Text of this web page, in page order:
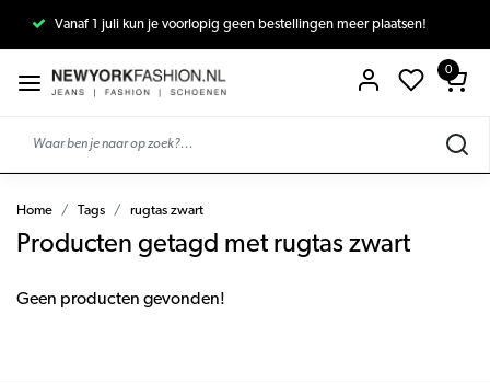
Vanaf 1 juli kun je voorlopig geen bestellingen meer plaatsen!
0
Home Tags rugtas zwart
Producten getagd met rugtas zwart
Geen producten gevonden!